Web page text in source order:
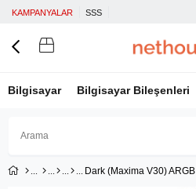
KAMPANYALAR SSS
Bilgisayar Bilgisayar Bileşenleri
Üye Girişi